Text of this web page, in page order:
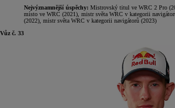
Nejvýznamnější úspěchy: Mistrovský titul ve WRC 2 Pro
místo ve WRC (2021), mistr světa WRC v kategorii
(2022), mistr světa WRC v kategorii navigátorů (2023)
Vůz č. 33